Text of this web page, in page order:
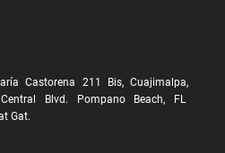
Castorena 211 Bis, Cuajimalpa,
Blvd. Pompano Beach, FL
Gat.